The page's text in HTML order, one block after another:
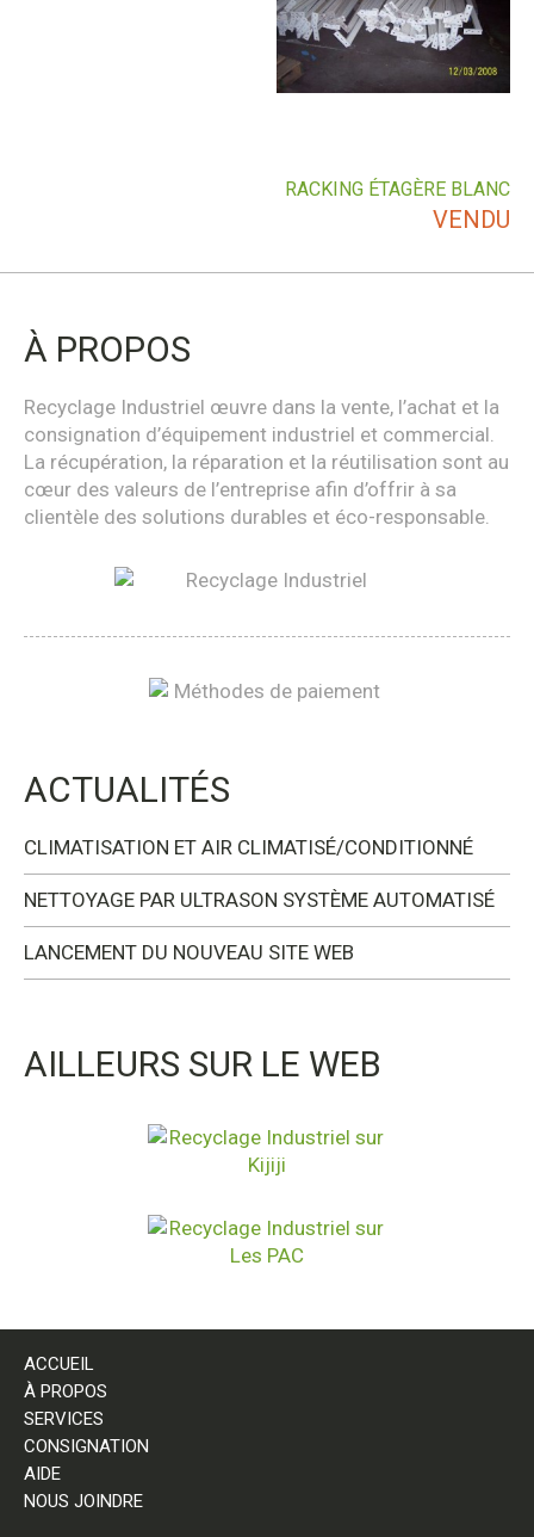
RACKING ÉTAGÈRE BLANC
VENDU
À PROPOS
Recyclage Industriel œuvre dans la vente, l’achat et la
consignation d’équipement industriel et commercial.
La récupération, la réparation et la réutilisation sont au
cœur des valeurs de l’entreprise afin d’offrir à sa
clientèle des solutions durables et éco-responsable.
ACTUALITÉS
CLIMATISATION ET AIR CLIMATISÉ/CONDITIONNÉ
NETTOYAGE PAR ULTRASON SYSTÈME AUTOMATISÉ
LANCEMENT DU NOUVEAU SITE WEB
AILLEURS SUR LE WEB
ACCUEIL
À PROPOS
SERVICES
CONSIGNATION
AIDE
NOUS JOINDRE